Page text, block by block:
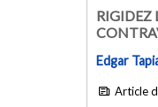
RIGIDEZ
Edgar
Article